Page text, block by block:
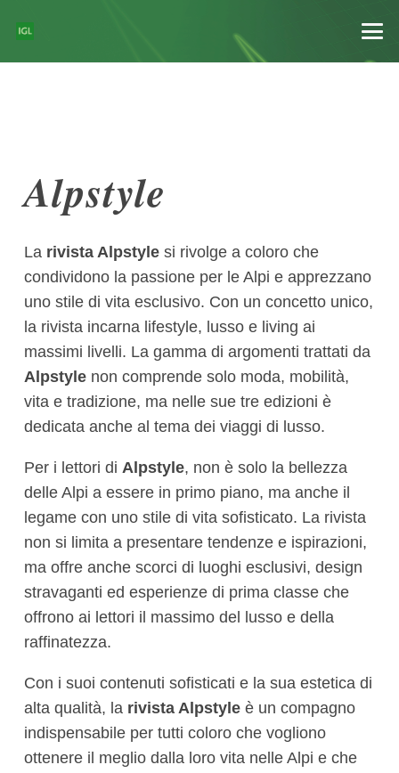
Alpstyle
La rivista Alpstyle si rivolge a coloro che
condividono la passione per le Alpi e apprezzano
uno stile di vita esclusivo. Con un concetto unico,
la rivista incarna lifestyle, lusso e living ai
massimi livelli. La gamma di argomenti trattati da
Alpstyle non comprende solo moda, mobilità,
vita e tradizione, ma nelle sue tre edizioni è
dedicata anche al tema dei viaggi di lusso.
Per i lettori di Alpstyle, non è solo la bellezza
delle Alpi a essere in primo piano, ma anche il
legame con uno stile di vita sofisticato. La rivista
non si limita a presentare tendenze e ispirazioni,
ma offre anche scorci di luoghi esclusivi, design
stravaganti ed esperienze di prima classe che
offrono ai lettori il massimo del lusso e della
raffinatezza.
Con i suoi contenuti sofisticati e la sua estetica di
alta qualità, la rivista Alpstyle è un compagno
indispensabile per tutti coloro che vogliono
ottenere il meglio dalla loro vita nelle Alpi e che